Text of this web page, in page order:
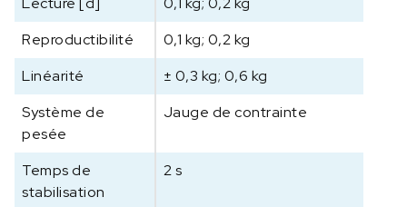
a
c
e
a
u
s
o
l
B
Reproductibilité
0,1 kg; 0,2 kg
Linéarité
± 0,3 kg; 0,6 kg
Système de
pesée
Jauge de contrainte
Temps de
stabilisation
2 s